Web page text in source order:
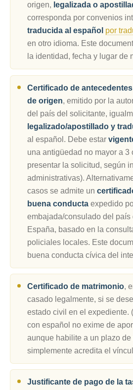
origen, legalizada o
corresponda por convenios
traducida al español por
en otro idioma. Este
la identidad, fecha y lugar de
Certificado de
de origen, emitido por la
del país del solicitante,
legalizado/apostillado y
al español. Debe estar
una antigüedad no mayor a 3
presentar la solicitud, según
administrativas).
casos se admite un
buena conductaexpedido
embajada/consulado del país
España, basado en la
policiales locales. Este
buena conducta cívica del
Certificado de matrimonio,
casado legalmente, si se
estado civil en el expediente.
con español no exime de
aunque habilite a un plazo
simplemente acredita el
Justificante de pago de la